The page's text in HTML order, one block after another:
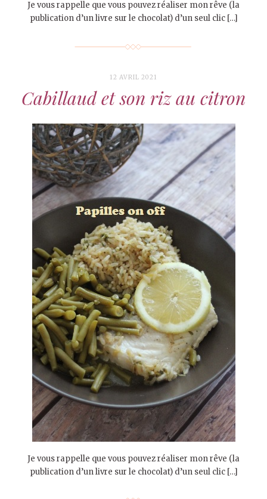
Je vous rappelle que vous pouvez réaliser mon rêve (la
publication d’un livre sur le chocolat) d’un seul clic […]
12 AVRIL 2021
Cabillaud et son riz au citron
Je vous rappelle que vous pouvez réaliser mon rêve (la
publication d’un livre sur le chocolat) d’un seul clic […]